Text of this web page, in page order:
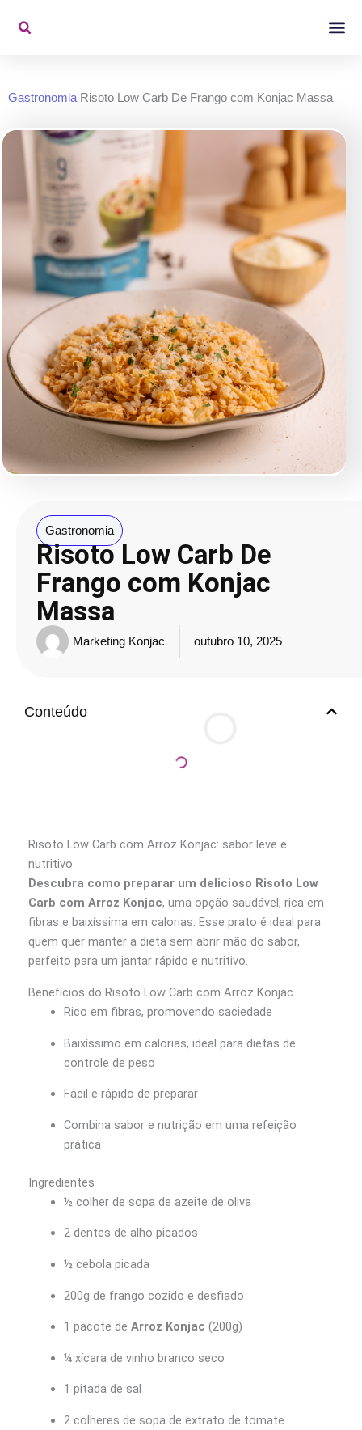
para
Gastronomia Risoto Low Carb De Frango com Konjac Massa
Gastronomia
Risoto Low Carb De
Frango com Konjac
Massa
Marketing Konjac outubro 10, 2025
Conteúdo
Risoto Low Carb com Arroz Konjac: sabor leve e
nutritivo
Descubra como preparar um delicioso Risoto Low
Carb com Arroz Konjac, uma opção saudável, rica em
fibras e baixíssima em calorias. Esse prato é ideal para
quem quer manter a dieta sem abrir mão do sabor,
perfeito para um jantar rápido e nutritivo.
Benefícios do Risoto Low Carb com Arroz Konjac
Rico em fibras, promovendo saciedade
Baixíssimo em calorias, ideal para dietas de
controle de peso
Fácil e rápido de preparar
Combina sabor e nutrição em uma refeição
prática
Ingredientes
½ colher de sopa de azeite de oliva
2 dentes de alho picados
½ cebola picada
200g de frango cozido e desfiado
1 pacote de Arroz Konjac (200g)
¼ xícara de vinho branco seco
1 pitada de sal
2 colheres de sopa de extrato de tomate